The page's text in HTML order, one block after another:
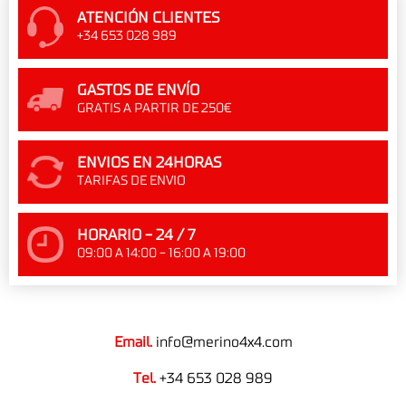
ATENCIÓN CLIENTES
+34 653 028 989
GASTOS DE ENVÍO
GRATIS A PARTIR DE 250€
ENVIOS EN 24HORAS
TARIFAS DE ENVIO
HORARIO - 24 / 7
09:00 A 14:00 - 16:00 A 19:00
Email. info@merino4x4.com
Tel. +34 653 028 989